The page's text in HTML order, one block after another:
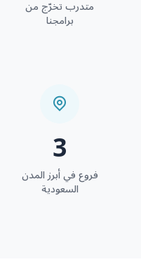
متدرب تخرّج من
برامجنا
3
فروع في أبرز المدن
السعودية